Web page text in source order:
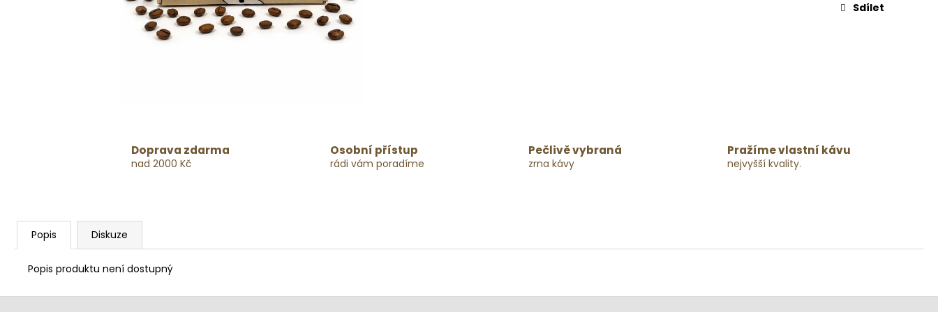
Sdílet
Doprava zdarma
nad 2000 Kč
Osobní přístup
rádi vám poradíme
Pečlivě vybraná
zrna kávy
Pražíme vlastní kávu
nejvyšší kvality.
Popis Diskuze
Popis produktu není dostupný